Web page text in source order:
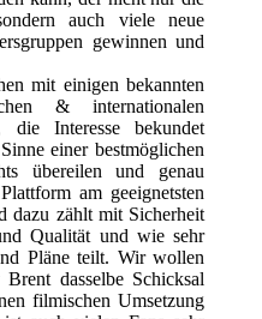
auch viele neue
gewinnen und
mit einigen bekannten
& internationalen
die Interesse bekundet
einer bestmöglichen
übereilen und genau
am geeignetsten
dazu zählt mit Sicherheit
Qualität und wie sehr
Pläne teilt. Wir wollen
dasselbe Schicksal
filmischen Umsetzung